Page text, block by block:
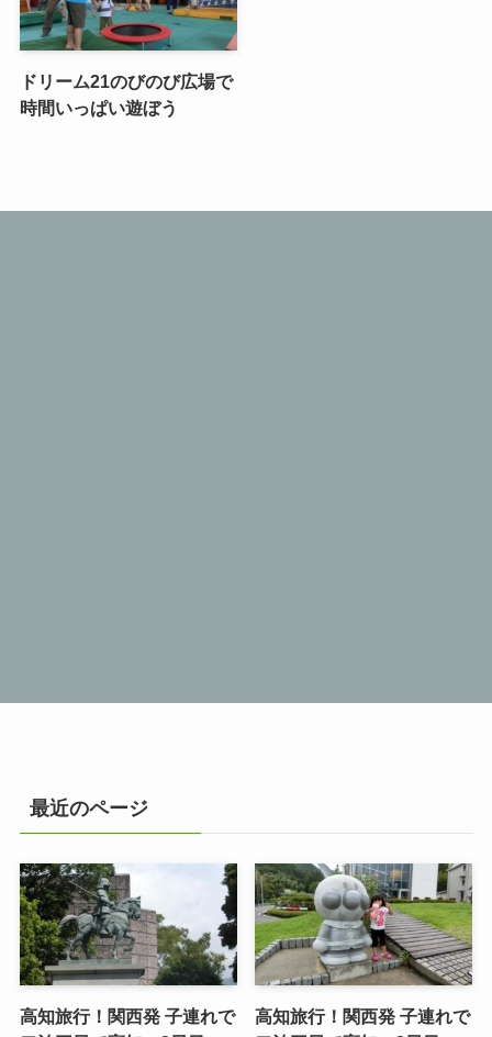
ドリーム21のびのび広場で
時間いっぱい遊ぼう
最近のページ
高知旅行！関西発 子連れで
高知旅行！関西発 子連れで